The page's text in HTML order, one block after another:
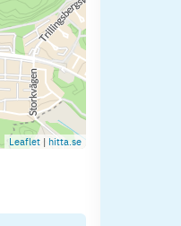
Leaflet | hitta.se